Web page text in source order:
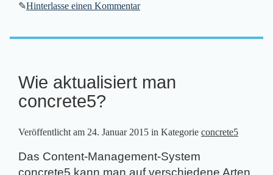
✎Hinterlasse einen Kommentar
Wie aktualisiert man
concrete5?
Veröffentlicht am 24. Januar 2015 in Kategorie concrete5
Das Content-Management-System
concrete5 kann man auf verschiedene Arten